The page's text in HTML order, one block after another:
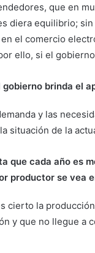
que en
diera equilibrio;
el comercio
ello, si el
gobierno brinda el
y las
situación de la
que cada año es
productor se vea
cierto la
y que no llegue a